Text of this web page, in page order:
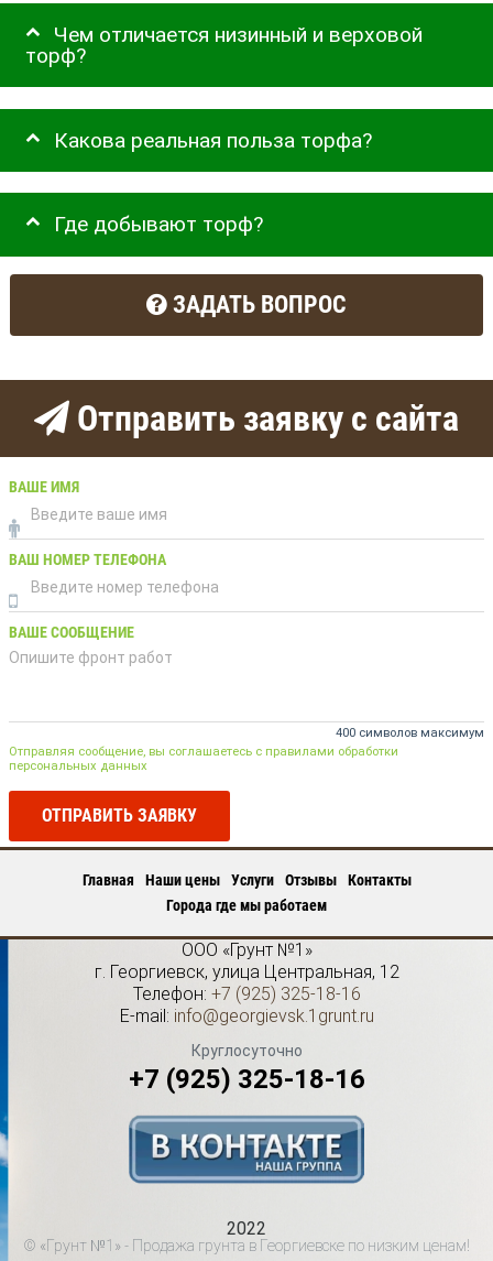
Чем отличается низинный и верховой
торф?
Какова реальная польза торфа?
Где добывают торф?
ЗАДАТЬ ВОПРОС
Отправить заявку с сайта
ВАШЕ ИМЯ
ВАШ НОМЕР ТЕЛЕФОНА
ВАШЕ СООБЩЕНИЕ
400 символов максимум
Отправляя сообщение, вы соглашаетесь с правилами обработки
персональных данных
ОТПРАВИТЬ ЗАЯВКУ
Главная Наши цены Услуги Отзывы
Контакты
Города где мы работаем
ООО «Грунт №1»
г. Георгиевск, улица Центральная, 12
Телефон: +7 (925) 325-18-16
E-mail: info@georgievsk.1grunt.ru
Круглосуточно
+7 (925) 325-18-16
2022
© «Грунт №1» - Продажа грунта в Георгиевске по низким ценам!